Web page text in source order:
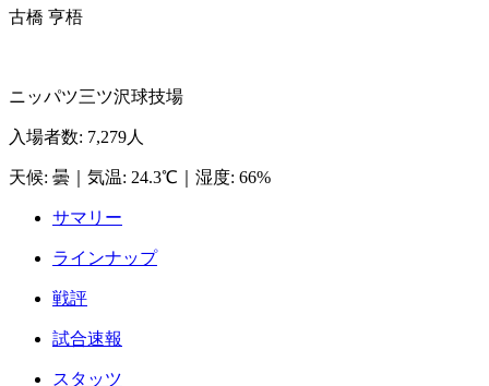
古橋 亨梧
ニッパツ三ツ沢球技場
入場者数: 7,279人
天候: 曇 気温: 24.3℃ 湿度: 66%
サマリー
ラインナップ
戦評
試合速報
スタッツ